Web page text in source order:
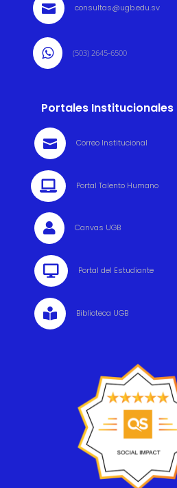
 consultas@ugb.edu.sv
 (503) 2645-6500
Portales Institucionales
 Correo Institucional
 Portal Talento Humano
 Canvas UGB
 Portal del Estudiante
 Biblioteca UGB